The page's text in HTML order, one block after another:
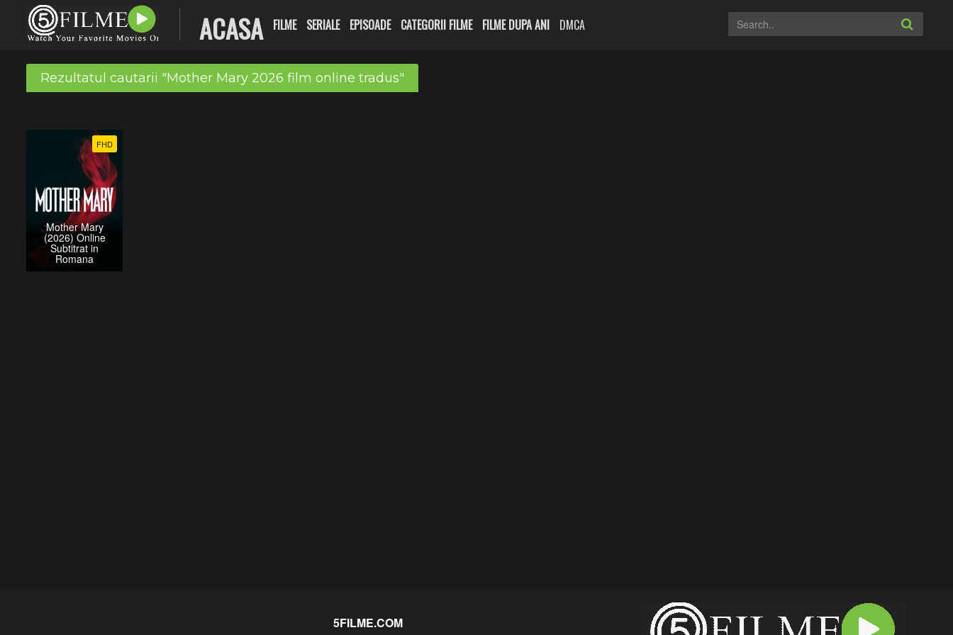
ACASA FILME SERIALE EPISOADE CATEGORII FILME FILME DUPA ANI DMCA
Rezultatul cautarii "Mother Mary 2026 film online tradus"
FHD
Mother Mary
(2026) Online
Subtitrat in
Romana
5FILME.COM